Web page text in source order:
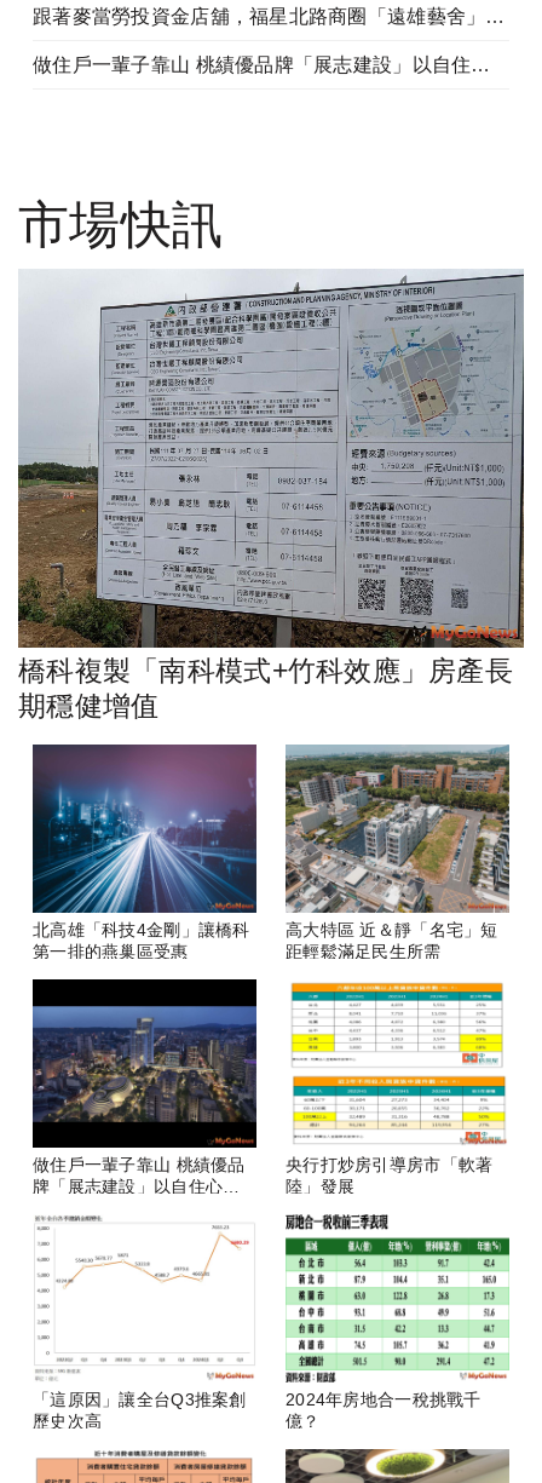
跟著麥當勞投資金店舖，福星北路商圈「遠雄藝舍」金店炙手可熱
做住戶一輩子靠山 桃績優品牌「展志建設」以自住心蓋房
市場快訊
橋科複製「南科模式+竹科效應」房產長
期穩健增值
北高雄「科技4金剛」讓橋科
第一排的燕巢區受惠
高大特區 近＆靜「名宅」短
距輕鬆滿足民生所需
做住戶一輩子靠山 桃績優品
牌「展志建設」以自住心蓋
央行打炒房引導房市「軟著
陸」發展
「這原因」讓全台Q3推案創
歷史次高
2024年房地合一稅挑戰千
億？